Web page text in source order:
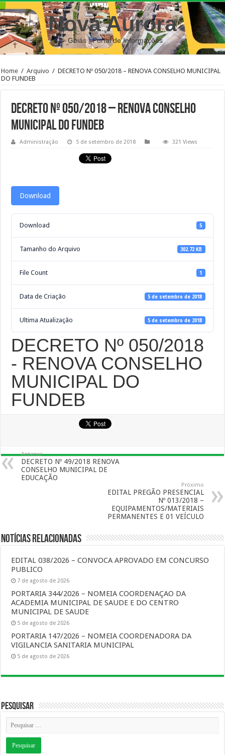
Nova Aurora
– Goiás | Portal de Informações
Home / Arquivo / DECRETO Nº 050/2018 – RENOVA CONSELHO MUNICIPAL
DO FUNDEB
DECRETO Nº 050/2018 – RENOVA CONSELHO
MUNICIPAL DO FUNDEB
Administração 5 de setembro de 2018 321 Views
Download
Download 5
Tamanho do Arquivo 302.72 KB
File Count 1
Data de Criação 5 de setembro de 2018
Ultima Atualização 5 de setembro de 2018
DECRETO Nº 050/2018
- RENOVA CONSELHO
MUNICIPAL DO
FUNDEB
Anterior
DECRETO Nº 49/2018 RENOVA
CONSELHO MUNICIPAL DE
EDUCAÇÃO
Próximo
EDITAL PREGÃO PRESENCIAL
Nº 013/2018 –
EQUIPAMENTOS/MATERIAIS
PERMANENTES E 01 VEÍCULO
Notícias Relacionadas
EDITAL 038/2026 – CONVOCA APROVADO EM CONCURSO
PUBLICO
7 de agosto de 2026
PORTARIA 344/2026 – NOMEIA COORDENAÇAO DA
ACADEMIA MUNICIPAL DE SAUDE E DO CENTRO
MUNICIPAL DE SAUDE
5 de agosto de 2026
PORTARIA 147/2026 – NOMEIA COORDENADORA DA
VIGILANCIA SANITARIA MUNICIPAL
5 de agosto de 2026
Pesquisar